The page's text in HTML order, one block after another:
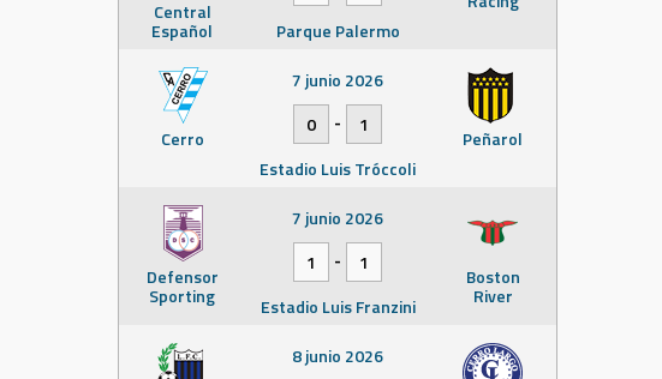
Central
Español
Parque Palermo
Cerro Peñarol
7 junio 2026
0
-
1
Estadio Luis Tróccoli
Defensor
Sporting
Boston
River
7 junio 2026
1
-
1
Estadio Luis Franzini
8 junio 2026